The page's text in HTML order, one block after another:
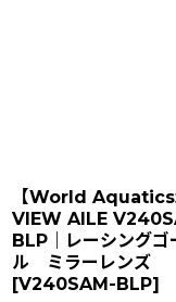
【World Aquatics
VIEW AILE
BLP｜レーシングゴ
ル ミラーレンズ
[V240SAM-BLP]